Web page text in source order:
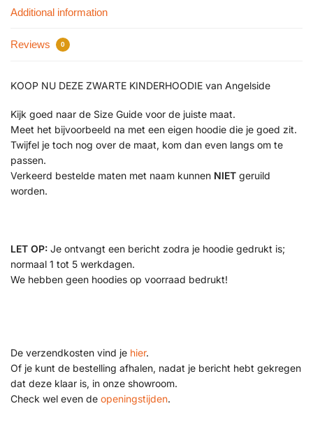
Additional information
Reviews 0
KOOP NU DEZE ZWARTE KINDERHOODIE van Angelside
Kijk goed naar de Size Guide voor de juiste maat.
Meet het bijvoorbeeld na met een eigen hoodie die je goed zit.
Twijfel je toch nog over de maat, kom dan even langs om te
passen.
Verkeerd bestelde maten met naam kunnen NIET geruild
worden.
LET OP: Je ontvangt een bericht zodra je hoodie gedrukt is;
normaal 1 tot 5 werkdagen.
We hebben geen hoodies op voorraad bedrukt!
De verzendkosten vind je hier.
Of je kunt de bestelling afhalen, nadat je bericht hebt gekregen
dat deze klaar is, in onze showroom.
Check wel even de openingstijden.